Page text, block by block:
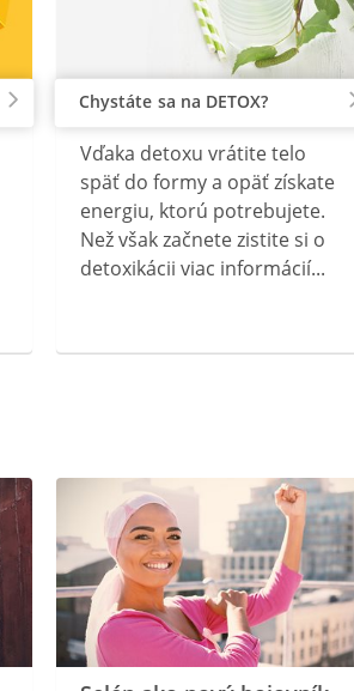
Chystáte sa na DETOX?
Vďaka detoxu vrátite telo
späť do formy a opäť získate
energiu, ktorú potrebujete.
Než však začnete zistite si o
detoxikácii viac informácií...